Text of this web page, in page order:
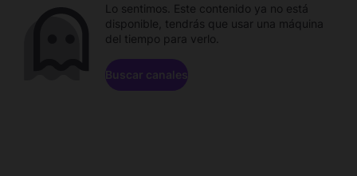
Lo sentimos. Este contenido ya no está
disponible, tendrás que usar una máquina
del tiempo para verlo.
Buscar canales